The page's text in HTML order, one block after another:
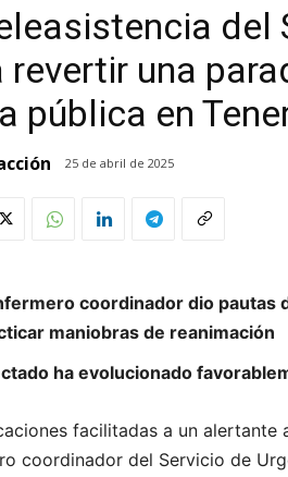
del
revertir una
pública en
25 de abril de 2025
coordinador dio pautas
maniobras de reanimación
ha evolucionado
facilitadas a un
coordinador del Servicio de